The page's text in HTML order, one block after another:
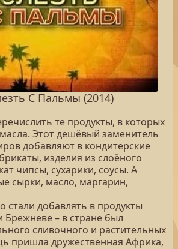
С Пальмы (2014)
те продукты, в которых
Этот дешёвый заменитель
добавляют в кондитерские
изделия из слоёного
чипсы, сухарики, соусы. А
сырки, масло, маргарин,
стали добавлять в продукты
– в стране был
сливочного и растительных
пришла дружественная Африка,